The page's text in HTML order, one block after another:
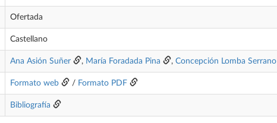
Ofertada
Castellano
Ana Asión Suñer , María Foradada Pina , Concepción Lomba Serrano
Formato web / Formato PDF
Bibliografía